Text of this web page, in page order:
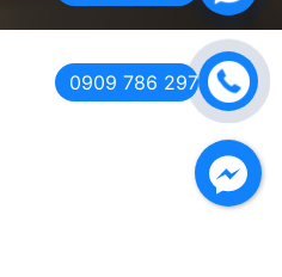
0909 786 297